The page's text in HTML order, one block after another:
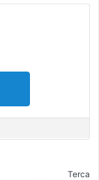
Terca